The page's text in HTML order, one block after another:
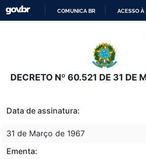
O
CONTEÚDO
COMUNICA BR ACESSO À
DECRETO Nº 60.521 DE 31 DE
Data de assinatura:
31 de Março de 1967
Ementa: